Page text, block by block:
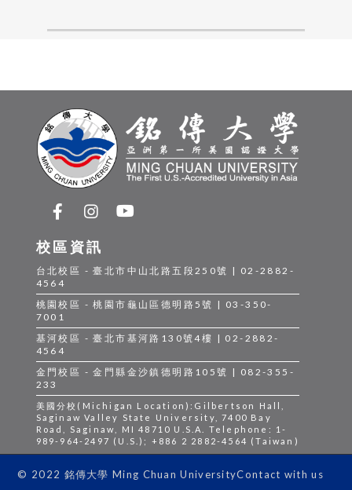
校區資訊
台北校區 - 臺北市中山北路五段250號 | 02-2882-
4564
桃園校區 - 桃園市龜山區德明路5號 | 03-350-
7001
基河校區 - 臺北市基河路130號4樓 | 02-2882-
4564
金門校區 - 金門縣金沙鎮德明路105號 | 082-355-
233
美國分校(Michigan Location):Gilbertson Hall,
Saginaw Valley State University, 7400 Bay
Road, Saginaw, MI 48710 U.S.A. Telephone: 1-
989-964-2497 (U.S.); +886 2 2882-4564 (Taiwan)
© 2022 銘傳大學 Ming Chuan UniversityContact with us